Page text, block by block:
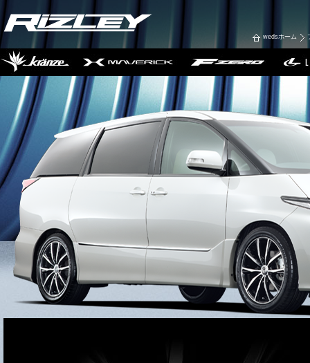
wedsホーム